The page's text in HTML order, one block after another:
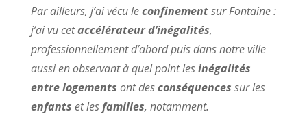
Par ailleurs, j’ai vécu leconfinementsur Fontaine :
j’ai vu cetaccélérateur d’inégalités,
professionnellement d’abord puis dans notre ville
aussi en observant à quel point lesinégalités
entre logements ont desconséquences sur les
enfants et lesfamilles, notamment.